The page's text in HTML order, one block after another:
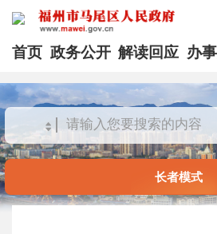
首页 政务公开 解读回应 办
长者模式